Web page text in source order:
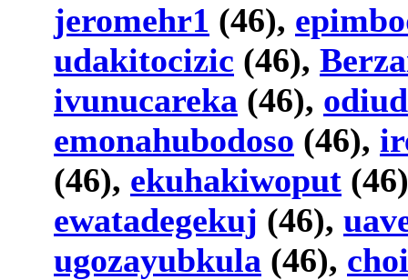
jeromehr1 (46),
udakitocizic (46),
ivunucareka (46),
emonahubodoso (46),
(46), ekuhakiwoput
ewatadegekuj (46),
ugozayubkula (46),